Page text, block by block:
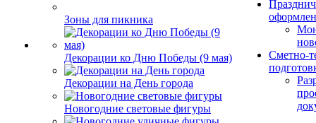
Зоны для пикника
Декорации ко Дню Победы (9 мая)
Декорации на День города
Новогодние световые фигуры
Сметно-